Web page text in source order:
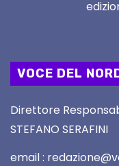
VOCE DEL
Direttore
STEFANO SERAFINI
email :